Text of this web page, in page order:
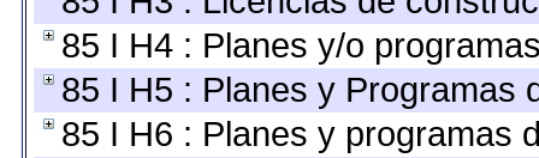
85 I H4 : Planes y/o
85 I H5 : Planes y Programas
85 I H6 : Planes y programas